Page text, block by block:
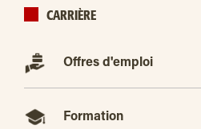
CARRIÈRE
Offres d'emploi
Formation